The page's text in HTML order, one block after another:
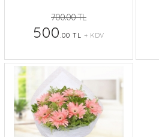
700.00 TL
500.00 TL+ KDV